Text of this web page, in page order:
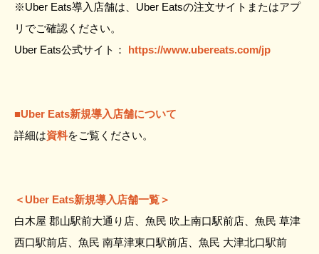
※Uber Eats導入店舗は、Uber Eatsの注文サイトまたはアプ
リでご確認ください。
Uber Eats公式サイト：
https://www.ubereats.com/jp
■Uber Eats新規導入店舗について
詳細は資料をご覧ください。
＜Uber Eats新規導入店舗一覧＞
白木屋 郡山駅前大通り店、魚民 吹上南口駅前店、魚民 草津
西口駅前店、魚民 南草津東口駅前店、魚民 大津北口駅前